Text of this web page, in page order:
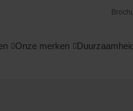
Onze merken